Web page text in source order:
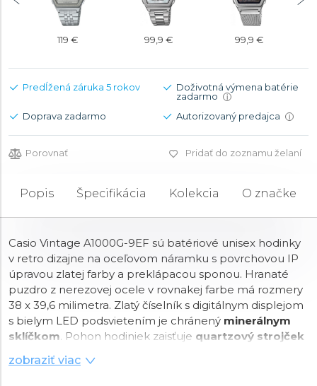
119 € 99,9 € 99,9 €
Predĺžená záruka 5 rokov
Doživotná výmena batérie
zadarmo
i
Doprava zadarmo Autorizovaný predajca i
Porovnať Pridať do zoznamu želaní
Popis Špecifikácia Kolekcia O značke
Casio Vintage A1000G-9EF sú batériové unisex hodinky
v retro dizajne na oceľovom náramku s povrchovou IP
úpravou zlatej farby a preklápacou sponou. Hranaté
puzdro z nerezovej ocele v rovnakej farbe má rozmery
38 x 39,6 milimetra. Zlatý číselník s digitálnym displejom
s bielym LED podsvietením je chránený minerálnym
sklíčkom. Pohon hodiniek zaisťuje quartzový strojček
s presnosťou ±30 sekúnd za mesiac. Hodinky
disponujú mnohými funkciami vrátane kalendára s
zobraziť viac